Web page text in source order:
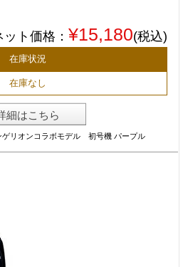
ット価格： ¥15,180(税込)
在庫状況
在庫なし
細はこちら
リオンコラボモデル 初号機 パープル